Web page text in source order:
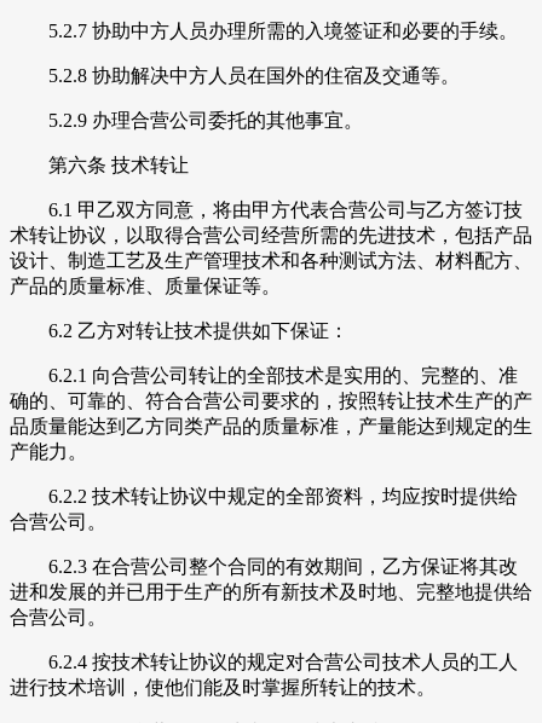
5.2.7 协助中方人员办理所需的入境签证和必要的手续。
5.2.8 协助解决中方人员在国外的住宿及交通等。
5.2.9 办理合营公司委托的其他事宜。
第六条 技术转让
6.1 甲乙双方同意，将由甲方代表合营公司与乙方签订技
术转让协议，以取得合营公司经营所需的先进技术，包括产品
设计、制造工艺及生产管理技术和各种测试方法、材料配方、
产品的质量标准、质量保证等。
6.2 乙方对转让技术提供如下保证：
6.2.1 向合营公司转让的全部技术是实用的、完整的、准
确的、可靠的、符合合营公司要求的，按照转让技术生产的产
品质量能达到乙方同类产品的质量标准，产量能达到规定的生
产能力。
6.2.2 技术转让协议中规定的全部资料，均应按时提供给
合营公司。
6.2.3 在合营公司整个合同的有效期间，乙方保证将其改
进和发展的并已用于生产的所有新技术及时地、完整地提供给
合营公司。
6.2.4 按技术转让协议的规定对合营公司技术人员的工人
进行技术培训，使他们能及时掌握所转让的技术。